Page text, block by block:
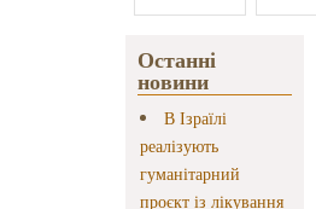
Останні
новини
В Ізраїлі
реалізують
гуманітарний
проєкт із лікування